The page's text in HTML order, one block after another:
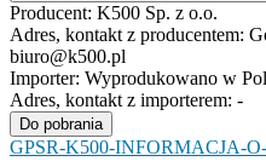
Producent: K500 Sp. z o.o.
Adres, kontakt z producentem:
biuro@k500.pl
Importer: Wyprodukowano w
Adres, kontakt z importerem: -
Do pobrania
GPSR-K500-INFORMACJA-